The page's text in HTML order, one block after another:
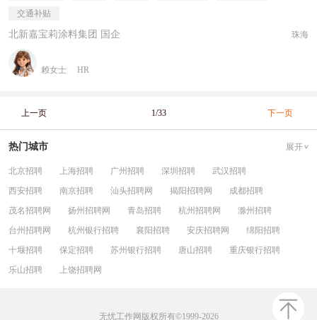
交通补贴
北新嘉宝莉涂料集团 国企 珠海
赖女士 HR
上一页 1/33 下一页
热门城市 展开
北京招聘 上海招聘 广州招聘 深圳招聘
武汉招聘
西安招聘
南京招聘 汕头招聘网 揭阳招聘网
成都招聘
茂名招聘网
扬州招聘网 青岛招聘 杭州招聘网
滁州招聘
台州招聘网
杭州银行招聘 襄阳招聘 安庆招聘网
绵阳招聘
十堰招聘
保定招聘 苏州银行招聘 唐山招聘
重庆银行招聘
乐山招聘
上饶招聘网
无忧工作网版权所有©1999-2026